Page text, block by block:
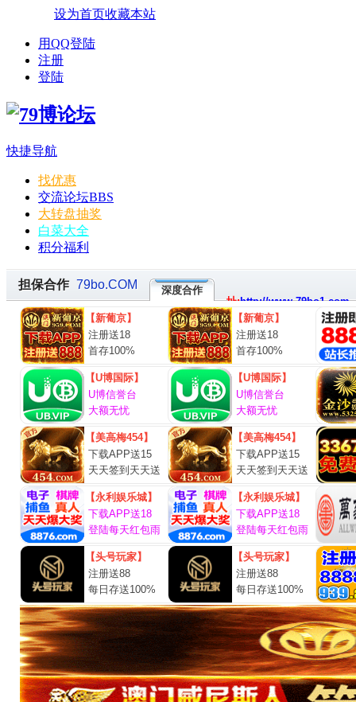
设为首页收藏本站
用QQ登陆
注册
登陆
快捷导航
找优惠
交流论坛BBS
大转盘抽奖
白菜大全
积分福利